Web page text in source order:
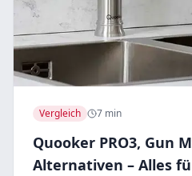
Vergleich 7 min
Quooker PRO3, Gun
Alternativen – Alles